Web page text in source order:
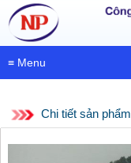
≡ Menu
Chi tiết sản phẩm